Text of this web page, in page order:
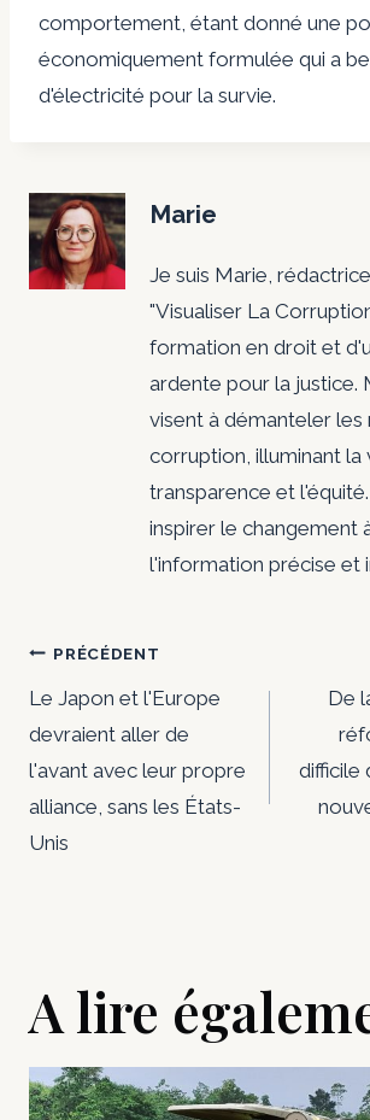
comportement, étant donné une
économiquement formulée qui a
d'électricité pour la survie.
Marie
Je suis Marie,
"Visualiser La
formation en droit et
ardente pour la justice.
visent à démanteler les
corruption, illuminant la
transparence et
inspirer le changement
l'information précise et
Navigation
de
l’article
PRÉCÉDENT
Le Japon et l'Europe
devraient aller de
l'avant avec leur propre
alliance, sans les États-
Unis
De
difficile
A lire